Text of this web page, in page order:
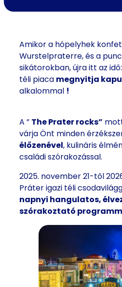
Amikor a hópelyhek
Wurstelpraterre, és a
sikátorokban, újra itt az idő:
téli piaca megnyitja
alkalommal !
A ” The Prater rocks”
várja Önt minden
élőzenével, kulináris
családi szórakozással.
2025. november 21-től
Práter igazi téli
napnyi hangulatos,
szórakoztató